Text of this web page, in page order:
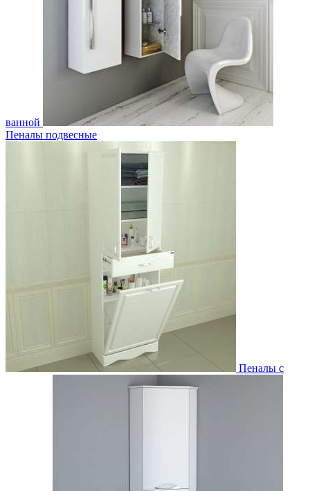
ванной
Пеналы подвесные
Пеналы с